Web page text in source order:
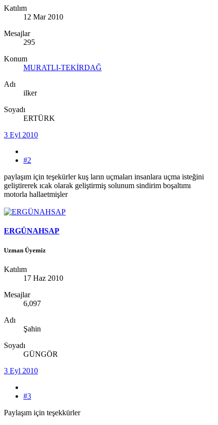
Katılım
12 Mar 2010
Mesajlar
295
Konum
MURATLI-TEKİRDAĞ
Adı
ilker
Soyadı
ERTÜRK
3 Eyl 2010
#2
paylaşım için teşekürler kuş ların uçmaları insanlara uçma isteğini
geliştirerek ıcak olarak geliştirmiş solunum sindirim boşaltımı
motorla hallaetmişler
ERGÜNAHSAP
Uzman Üyemiz
Katılım
17 Haz 2010
Mesajlar
6,097
Adı
Şahin
Soyadı
GÜNGÖR
3 Eyl 2010
#3
Paylaşım için teşekkürler